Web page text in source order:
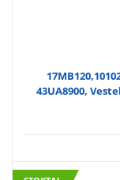
43UA8900,